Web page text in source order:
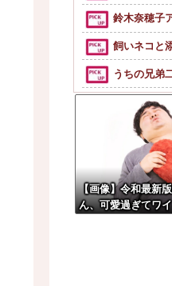
鈴木奈穂子
飼いネコと
うちの兄弟
【画像】
【画像】
【速報】
岡田斗司夫
【画像】「
【動画】
【画像】令和最新
ん、可愛過ぎてワ